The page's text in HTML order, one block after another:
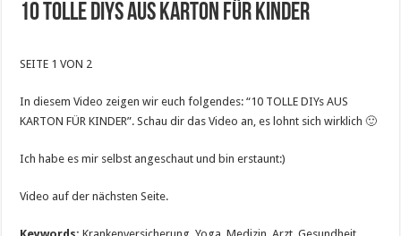
10 TOLLE DIYs AUS KARTON FÜR KINDER
SEITE 1 VON 2
In diesem Video zeigen wir euch folgendes: “10 TOLLE DIYs AUS
KARTON FÜR KINDER”. Schau dir das Video an, es lohnt sich wirklich 🙂
Ich habe es mir selbst angeschaut und bin erstaunt:)
Video auf der nächsten Seite.